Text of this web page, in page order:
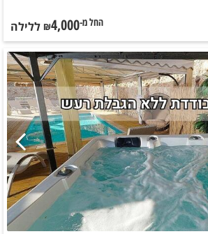
החל מ-₪4,000 ללילה